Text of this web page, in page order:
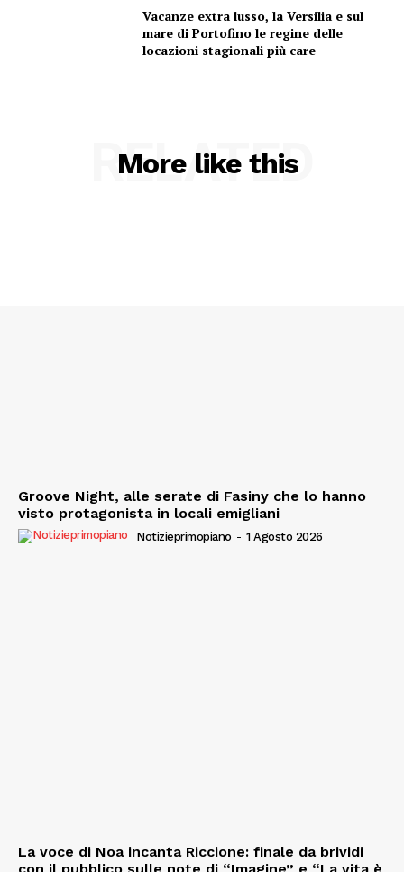
Vacanze extra lusso, la Versilia e sul
mare di Portofino le regine delle
locazioni stagionali più care
More like this
RELATED
Groove Night, alle serate di Fasiny che lo hanno
visto protagonista in locali emigliani
Notizieprimopiano - 1 Agosto 2026
La voce di Noa incanta Riccione: finale da brividi
con il pubblico sulle note di “Imagine” e “La vita è